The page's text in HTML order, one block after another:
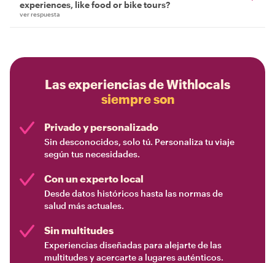
experiences, like food or bike tours?
ver respuesta
Las experiencias de Withlocals
siempre son
Privado y personalizado
Sin desconocidos, solo tú. Personaliza tu viaje
según tus necesidades.
Con un experto local
Desde datos históricos hasta las normas de
salud más actuales.
Sin multitudes
Experiencias diseñadas para alejarte de las
multitudes y acercarte a lugares auténticos.